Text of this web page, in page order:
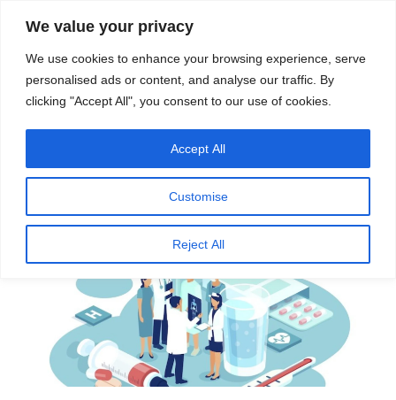
We value your privacy
We use cookies to enhance your browsing experience, serve
personalised ads or content, and analyse our traffic. By
clicking "Accept All", you consent to our use of cookies.
Customise
Reject All
Accept All
स्रोत
मेनू
प्रकाशित
स्वास्थ्य: मात्र सुविधाओं, व्यवस्थाओं से आगे
ग्लोरजियो विंस्टन गौड़ा